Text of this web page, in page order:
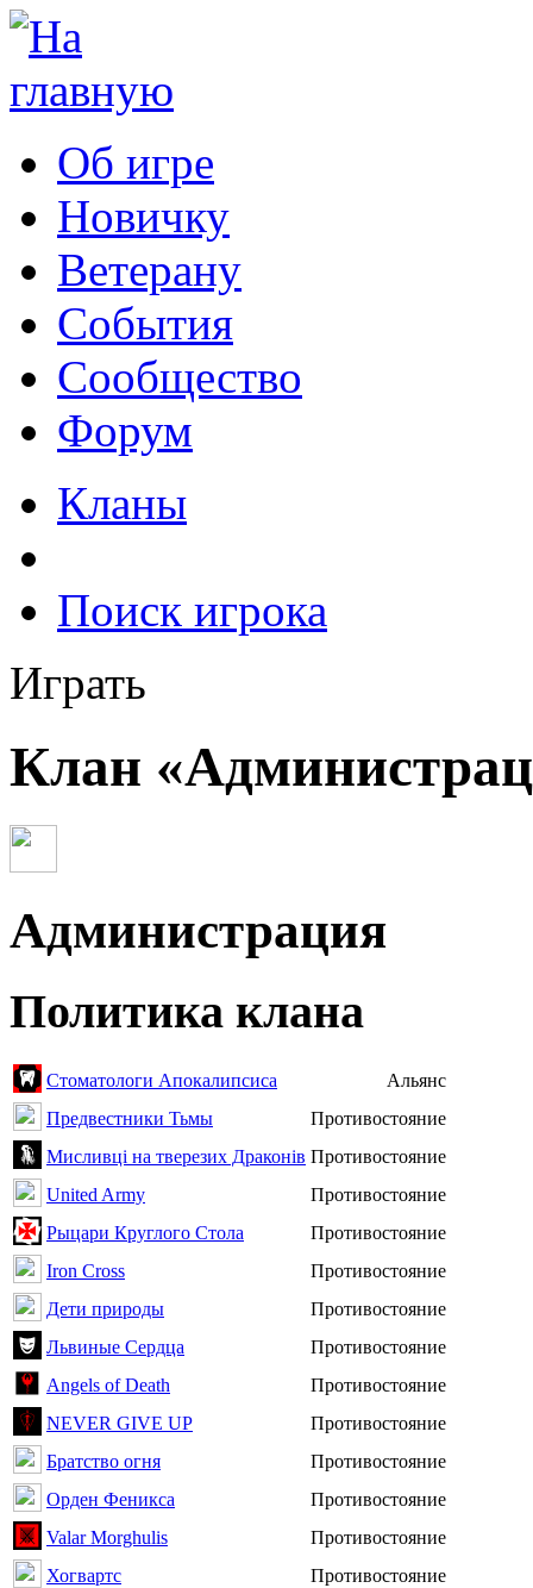
Об игре
Новичку
Ветерану
События
Сообщество
Форум
Кланы
Поиск игрока
Играть
Клан
Администрация
Политика клана
Стоматологи Апокалипсиса
Альянс
Предвестники Тьмы
Противостояние
Мисливці на тверезих Драконів Противостояние
United Army
Противостояние
Рыцари Круглого Стола
Противостояние
Iron Cross
Противостояние
Дети природы
Противостояние
Львиные Сердца
Противостояние
Angels of Death
Противостояние
NEVER GIVE UP
Противостояние
Братство огня
Противостояние
Орден Феникса
Противостояние
Valar Morghulis
Противостояние
Хогвартс
Противостояние